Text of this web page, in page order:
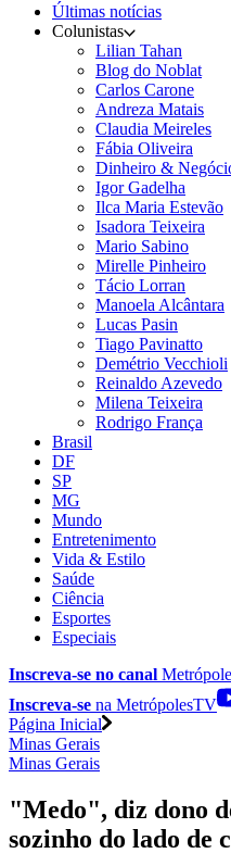
Últimas notícias
Colunistas
Lilian Tahan
Blog do Noblat
Carlos Carone
Andreza Matais
Claudia Meireles
Fábia Oliveira
Dinheiro &
Igor Gadelha
Ilca Maria Estevão
Isadora Teixeira
Mario Sabino
Mirelle Pinheiro
Tácio Lorran
Manoela Alcântara
Lucas Pasin
Tiago Pavinatto
Demétrio Vecchioli
Reinaldo Azevedo
Milena Teixeira
Rodrigo França
Brasil
DF
SP
MG
Mundo
Entretenimento
Vida & Estilo
Saúde
Ciência
Esportes
Especiais
Inscreva-se no canal
Inscreva-se na MetrópolesTV
Página Inicial
Minas Gerais
Minas Gerais
"Medo", diz dono
sozinho do lado de